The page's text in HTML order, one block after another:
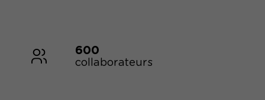
600
collaborateurs